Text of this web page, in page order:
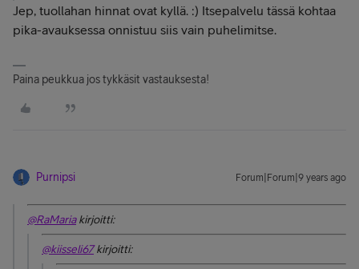
Jep, tuollahan hinnat ovat kyllä. :) Itsepalvelu tässä kohtaa
pika-avauksessa onnistuu siis vain puhelimitse.
Paina peukkua jos tykkäsit vastauksesta!
Purnipsi Forum|Forum|9 years ago
@RaMariakirjoitti:
@kiisseli67kirjoitti: